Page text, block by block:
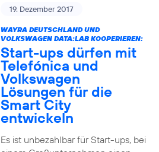
19. Dezember 2017
WAYRA DEUTSCHLAND UND
VOLKSWAGEN DATA:LAB KOOPERIEREN:
Start-ups dürfen mit
Telefónica und
Volkswagen
Lösungen für die
Smart City
entwickeln
Es ist unbezahlbar für Start-ups, bei